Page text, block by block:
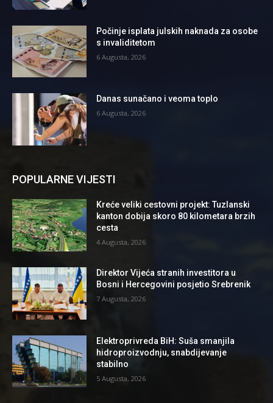
Počinje isplata julskih naknada za osobe
s invaliditetom
6 Augusta, 2026
Danas sunačano i veoma toplo
6 Augusta, 2026
POPULARNE VIJESTI
Kreće veliki cestovni projekt: Tuzlanski
kanton dobija skoro 80 kilometara brzih
cesta
4 Augusta, 2026
Direktor Vijeća stranih investitora u
Bosni i Hercegovini posjetio Srebrenik
7 Augusta, 2026
Elektroprivreda BiH: Suša smanjila
hidroproizvodnju, snabdijevanje
stabilno
5 Augusta, 2026